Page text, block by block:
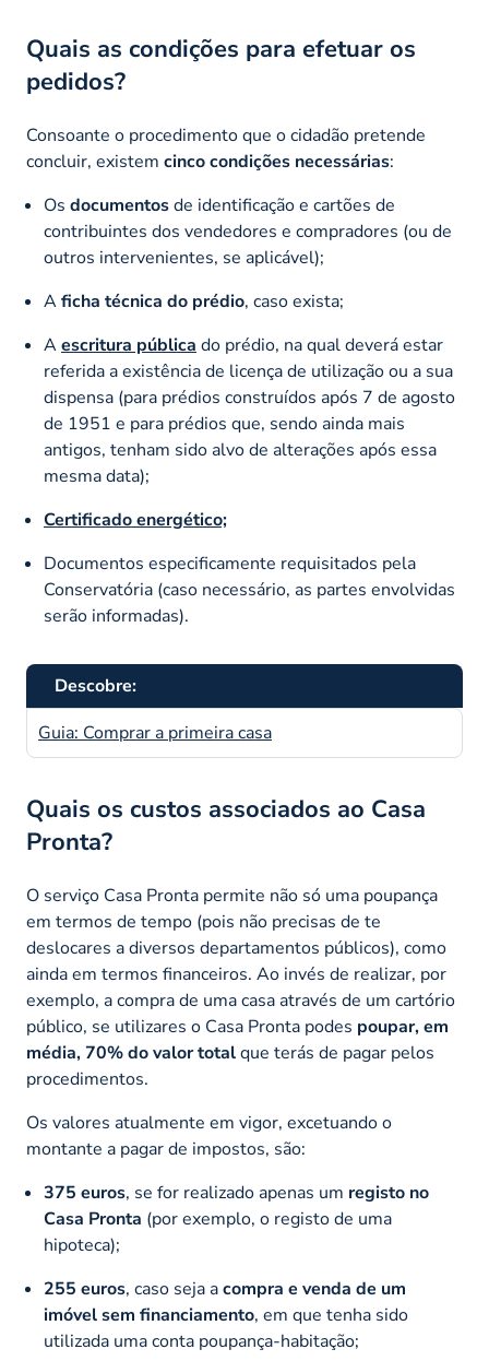
Quais as condições para efetuar os
pedidos?
Consoante o procedimento que o cidadão pretende
concluir, existem cinco condições necessárias:
Os documentosde identificação e cartões de
contribuintes dos vendedores e compradores (ou de
outros intervenientes, se aplicável);
Aficha técnica do prédio, caso exista;
Aescritura pública do prédio, na qual deverá estar
referida a existência de licença de utilização ou a sua
dispensa (para prédios construídos após 7 de agosto
de 1951 e para prédios que, sendo ainda mais
antigos, tenham sido alvo de alterações após essa
mesma data);
Certificado energético;
Documentos especificamente requisitados pela
Conservatória (caso necessário, as partes envolvidas
serão informadas).
Descobre:
Guia: Comprar a primeira casa
Quais os custos associados ao Casa
Pronta?
O serviço Casa Pronta permite não só uma poupança
em termos de tempo (pois não precisas de te
deslocares a diversos departamentos públicos), como
ainda em termos financeiros. Ao invés de realizar, por
exemplo, a compra de uma casa através de um cartório
público, se utilizares o Casa Pronta podes poupar, em
média, 70% do valor totalque terás de pagar pelos
procedimentos.
Os valores atualmente em vigor, excetuando o
montante a pagar de impostos, são:
375 euros, se for realizado apenas um registo no
Casa Pronta (por exemplo, o registo de uma
hipoteca);
255 euros, caso seja acompra e venda de um
imóvel sem financiamento, em que tenha sido
utilizada uma conta poupança-habitação;